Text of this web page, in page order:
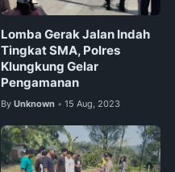
Lomba Gerak Jalan Indah
Tingkat SMA, Polres
Klungkung Gelar
Pengamanan
By Unknown • 15 Aug, 2023